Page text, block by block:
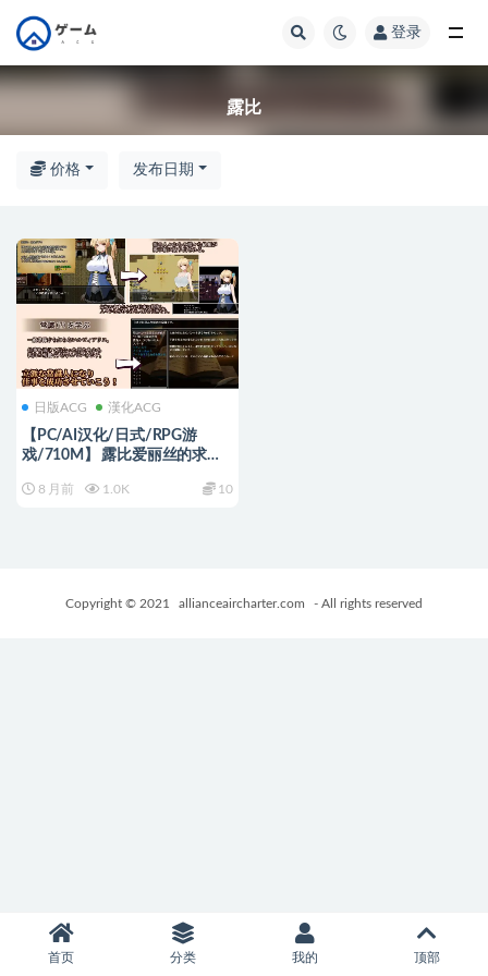
登录
露比
价格 发布日期
日版ACG 漢化ACG
【PC/AI汉化/日式/RPG游
戏/710M】 露比爱丽丝的求职
動記）Ver1.01 内嵌AI汉化版
8 月前 1.0K 10
Copyright © 2021 allianceaircharter.com - All rights reserved
首页 分类 我的 顶部